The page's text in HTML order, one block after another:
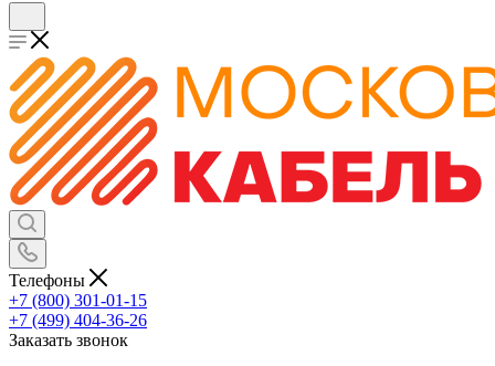
Телефоны
+7 (800) 301-01-15
+7 (499) 404-36-26
Заказать звонок